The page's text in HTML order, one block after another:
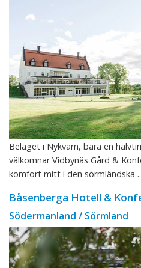
Beläget i Nykvarn, bara en
välkomnar Vidbynäs Gård &
komfort mitt i den sörmländska
Båsenberga Hotell &
Södermanland / Sörmland